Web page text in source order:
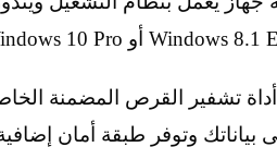
بياناتك وتوفر طبقة أمان